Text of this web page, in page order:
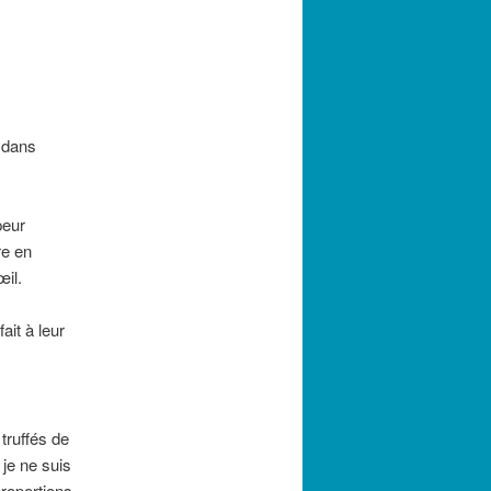
en
à leur
de
ne suis